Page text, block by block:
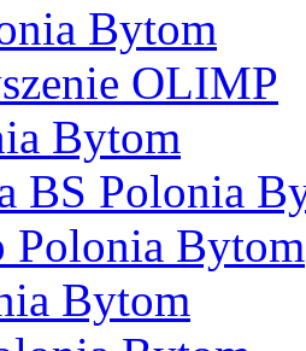
Bytom
OLIMP
Bytom
BS Polonia
Polonia Bytom
Bytom